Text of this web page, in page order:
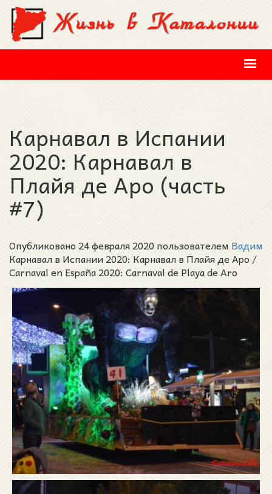
Перейти к основному содержанию
Карнавал в Испании
2020: Карнавал в
Плайя де Аро (часть
#7)
Опубликовано 24 февраля 2020 пользователем Вадим
Карнавал в Испании 2020: Карнавал в Плайя де Аро /
Carnaval en España 2020: Carnaval de Playa de Aro